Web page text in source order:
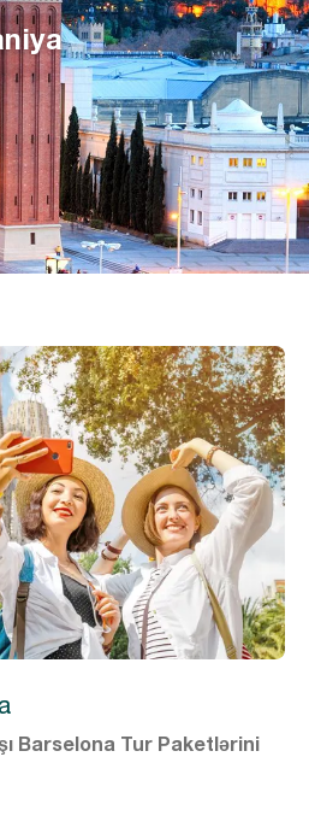
Barselona Tur Paketlərini